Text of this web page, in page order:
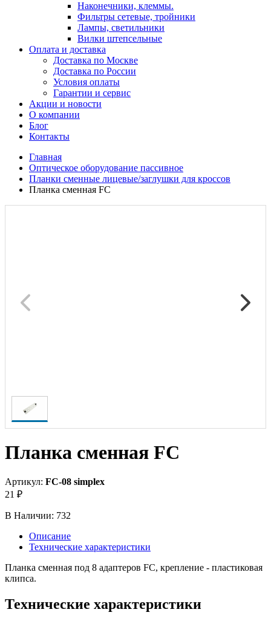
Наконечники, клеммы.
Фильтры сетевые, тройники
Лампы, светильники
Вилки штепсельные
Оплата и доставка
Доставка по Москве
Доставка по России
Условия оплаты
Гарантии и сервис
Акции и новости
О компании
Блог
Контакты
Главная
Оптическое оборудование пассивное
Планки сменные лицевые/заглушки для кроссов
Планка сменная FC
Планка сменная FC
Артикул: FC-08 simplex
21 ₽
В Наличии: 732
Описание
Технические характеристики
Планка сменная под 8 адаптеров FC, крепление - пластиковая
клипса.
Технические характеристики